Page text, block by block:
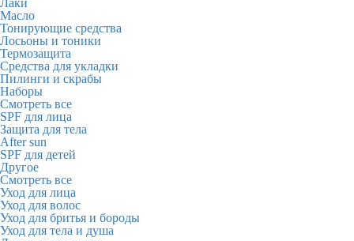
Лаки
Масло
Тонирующие средства
Лосьоны и тоники
Термозащита
Средства для укладки
Пилинги и скрабы
Наборы
Смотреть все
SPF для лица
Защита для тела
After sun
SPF для детей
Другое
Смотреть все
Уход для лица
Уход для волос
Уход для бритья и бороды
Уход для тела и душа